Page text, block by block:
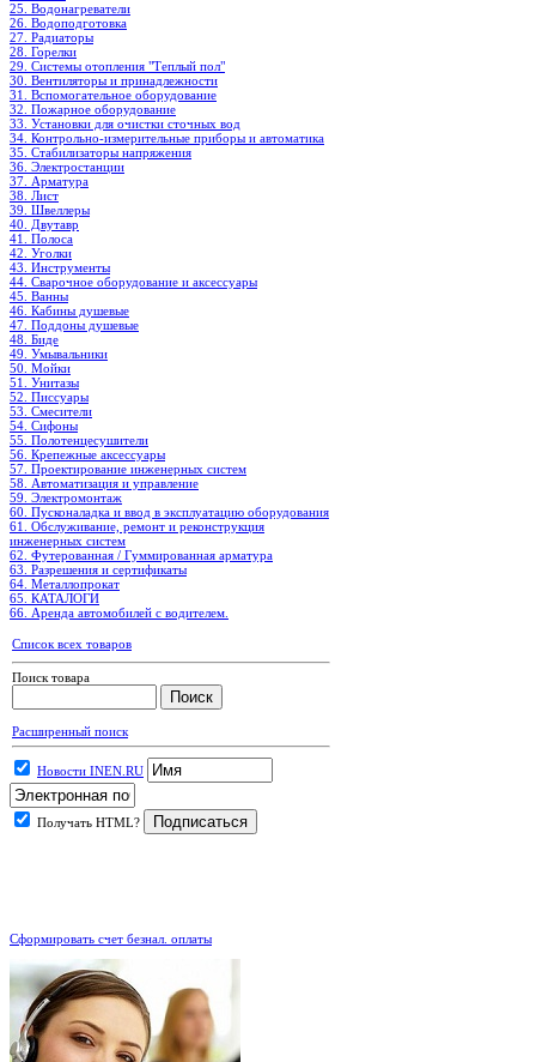
25. Водонагреватели
26. Водоподготовка
27. Радиаторы
28. Горелки
29. Системы отопления "Теплый пол"
30. Вентиляторы и принадлежности
31. Вспомогательное оборудование
32. Пожарное оборудование
33. Установки для очистки сточных вод
34. Контрольно-измерительные приборы и автоматика
35. Стабилизаторы напряжения
36. Электростанции
37. Арматура
38. Лист
39. Швеллеры
40. Двутавр
41. Полоса
42. Уголки
43. Инструменты
44. Сварочное оборудование и аксессуары
45. Ванны
46. Кабины душевые
47. Поддоны душевые
48. Биде
49. Умывальники
50. Мойки
51. Унитазы
52. Писсуары
53. Смесители
54. Сифоны
55. Полотенцесушители
56. Крепежные аксессуары
57. Проектирование инженерных систем
58. Автоматизация и управление
59. Электромонтаж
60. Пусконаладка и ввод в эксплуатацию оборудования
61. Обслуживание, ремонт и реконструкция
инженерных систем
62. Футерованная / Гуммированная арматура
63. Разрешения и сертификаты
64. Металлопрокат
65. КАТАЛОГИ
66. Аренда автомобилей с водителем.
Список всех товаров
Поиск товара
Расширенный поиск
Новости INEN.RU
Получать HTML?
Сформировать счет безнал. оплаты